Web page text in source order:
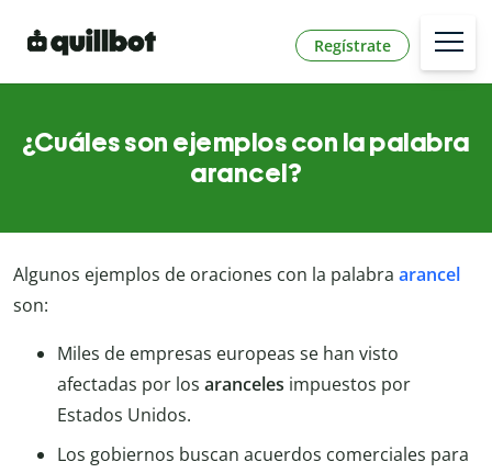
Regístrate
¿Cuáles son ejemplos con la palabra
arancel?
Algunos ejemplos de oraciones con la palabra arancel
son:
Miles de empresas europeas se han visto
afectadas por los aranceles impuestos por
Estados Unidos.
Los gobiernos buscan acuerdos comerciales para